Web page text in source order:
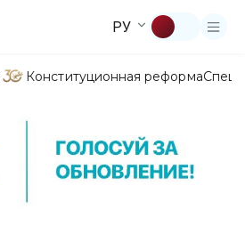
РУ
Конституционная реформа